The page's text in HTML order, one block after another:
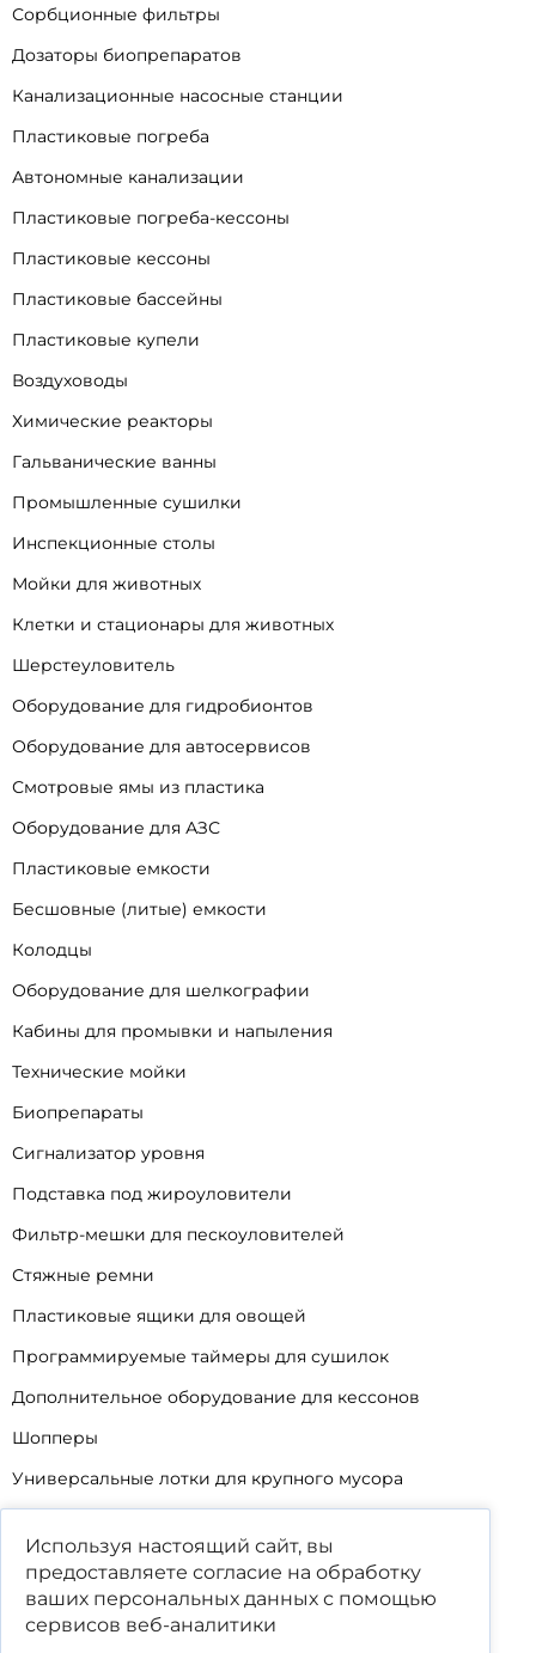
Сорбционные фильтры
Дозаторы биопрепаратов
Канализационные насосные станции
Пластиковые погреба
Автономные канализации
Пластиковые погреба-кессоны
Пластиковые кессоны
Пластиковые бассейны
Пластиковые купели
Воздуховоды
Химические реакторы
Гальванические ванны
Промышленные сушилки
Инспекционные столы
Мойки для животных
Клетки и стационары для животных
Шерстеуловитель
Оборудование для гидробионтов
Оборудование для автосервисов
Смотровые ямы из пластика
Оборудование для АЗС
Пластиковые емкости
Бесшовные (литые) емкости
Колодцы
Оборудование для шелкографии
Кабины для промывки и напыления
Технические мойки
Биопрепараты
Сигнализатор уровня
Подставка под жироуловители
Фильтр-мешки для пескоуловителей
Стяжные ремни
Пластиковые ящики для овощей
Программируемые таймеры для сушилок
Дополнительное оборудование для кессонов
Шопперы
Универсальные лотки для крупного мусора
Уцененные товары
Используя настоящий сайт, вы
предоставляете согласие на обработку
ваших персональных данных с помощью
сервисов веб-аналитики